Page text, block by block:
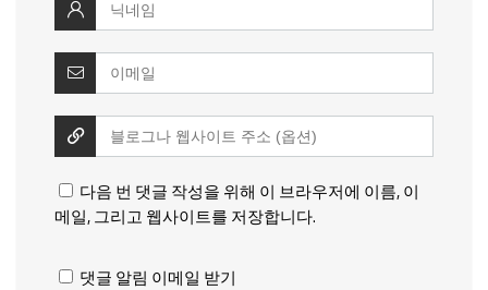
다음 번 댓글 작성을 위해 이 브라우저에 이름, 이
메일, 그리고 웹사이트를 저장합니다.
댓글 알림 이메일 받기